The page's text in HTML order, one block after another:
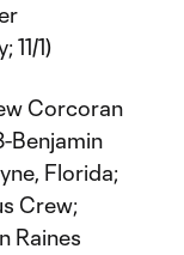
1)
Corcoran
Benjamin
Florida;
Crew;
Raines